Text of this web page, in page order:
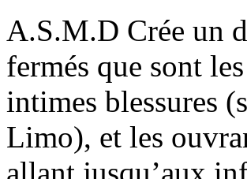
A.S.M.D Crée un
fermés que sont
intimes blessures
Limo), et les
allant jusqu’aux